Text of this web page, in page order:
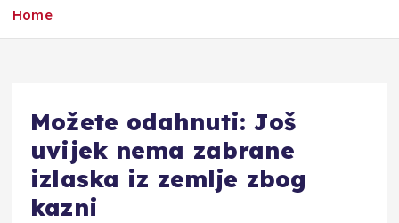
Home
Možete odahnuti: Još
uvijek nema zabrane
izlaska iz zemlje zbog
kazni